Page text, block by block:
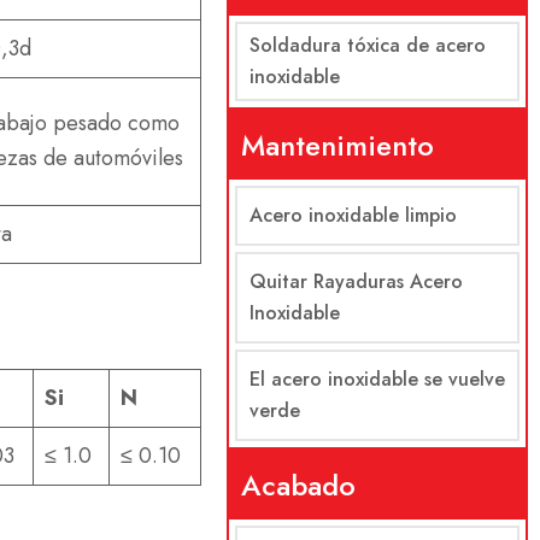
pesado como
de automóviles
Si
N
≤ 1.0 ≤ 0.10
Soldadura tóxica de acero
inoxidable
Mantenimiento
Acero inoxidable limpio
Quitar Rayaduras Acero
Inoxidable
El acero inoxidable se vuelve
verde
Acabado